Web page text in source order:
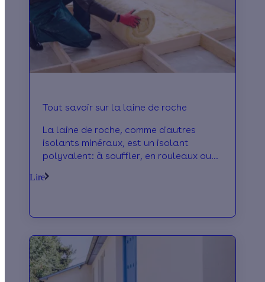
Tout savoir sur la laine de roche
La laine de roche, comme d'autres
isolants minéraux, est un isolant
polyvalent: à souffler, en rouleaux ou
incombustible permet d'isoler aussi bien
financer vos travaux d'isolation.
Lire